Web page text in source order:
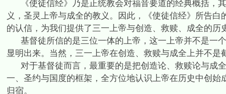
《使徒信经》乃是正统教会对福音要道的经典概括
义，圣灵上帝与成全的教义。因此，
《使徒信经》所告
的认信，为我们提供了三一上帝与创造、救赎、成全的历
基督徒所信的是三位一体的上帝，这一上帝并不是一
显明出来。当然，三一上帝在创造、救赎与成全上并不
对于基督徒而言，最重要的是把创造论、救赎论与成
一、圣约与国度的框架，全方位地认识上帝在历史中创
归宿。